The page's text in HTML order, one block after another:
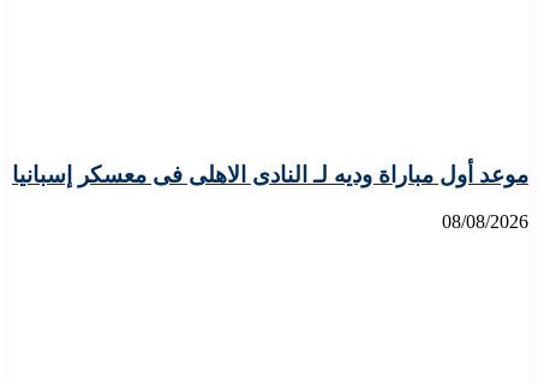
موعد أول مباراة وديه لـ النادى الاهلى فى معسكر إسبانيا
08/08/2026